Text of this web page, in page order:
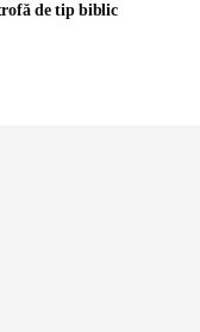
de tip biblic